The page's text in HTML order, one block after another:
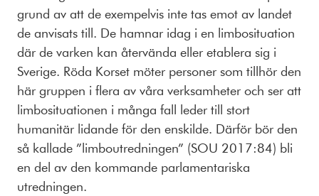
grund av att de exempelvis inte tas emot av landet
de anvisats till. De hamnar idag i en limbosituation
där de varken kan återvända eller etablera sig i
Sverige. Röda Korset möter personer som tillhör den
här gruppen i flera av våra verksamheter och ser att
limbosituationen i många fall leder till stort
humanitär lidande för den enskilde. Därför bör den
så kallade ”limboutredningen” (SOU 2017:84) bli
en del av den kommande parlamentariska
utredningen.